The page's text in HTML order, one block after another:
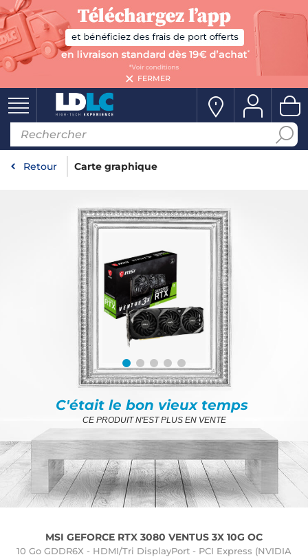
FERMER
Retour Carte graphique
C'était le bon vieux temps
CE PRODUIT N'EST PLUS EN VENTE
MSI GEFORCE RTX 3080 VENTUS 3X 10G OC
10 Go GDDR6X - HDMI/Tri DisplayPort - PCI Express (NVIDIA